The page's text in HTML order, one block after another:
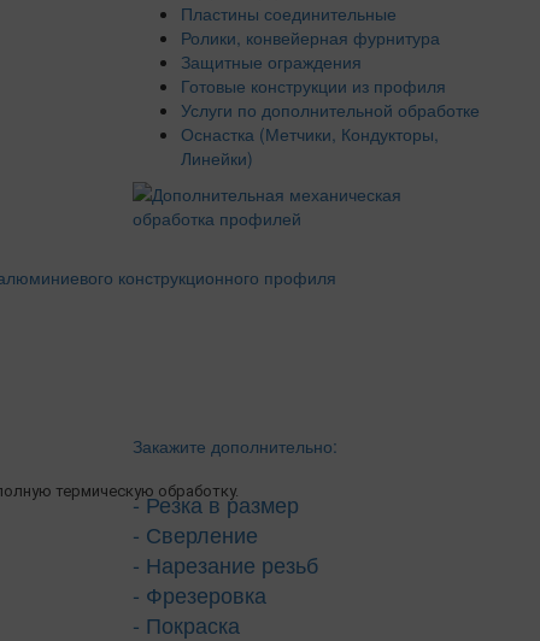
термическую обработку.
Пластины соединительные
Ролики, конвейерная фурнитура
Защитные ограждения
Готовые конструкции из профиля
Услуги по дополнительной обработке
Оснастка (Метчики, Кондукторы,
Линейки)
Закажите дополнительно:
- Резка в размер
- Сверление
- Нарезание резьб
- Фрезеровка
- Покраска